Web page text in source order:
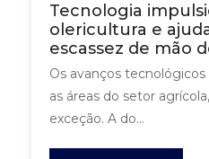
Tecnologia
olericultura e
escassez de mão
Os avanços
as áreas do setor
exceção. A do...